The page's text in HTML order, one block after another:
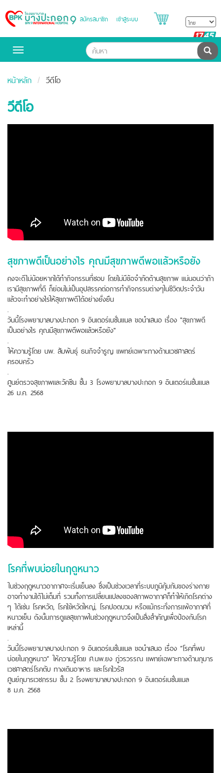
Bangpakok
Hospital
สมัครสมาชิก เข้าสู่ระบบ
Toggle
ค้น
หน้าหลัก วีดีโอ
วีดีโอ
สุขภาพดีเป็นอย่างไร คุณมีสุขภาพดีพอแล้วหรือยัง
คงจะดีไม่น้อยหากได้ทำกิจกรรมที่ชอบ โดยไม่มีข้อจำกัดด้านสุขภาพ แน่นอนว่าถ้า
เรามีสุขภาพที่ดี ก็ย่อมไม่เป็นอุปสรรคต่อการทำกิจกรรมต่างๆในชีวิตประจำวัน
แล้วจะทำอย่างไรให้สุขภาพดีได้อย่างยั่งยืน
.
วันนี้โรงพยาบาลบางปะกอก 9 อินเตอร์เนชั่นแนล ขอนำเสนอ เรื่อง "สุขภาพดี
เป็นอย่างไร คุณมีสุขภาพดีพอแล้วหรือยัง"
.
ให้ความรู้โดย นพ. สัมพันธุ์ ธนกิจจำรูญ แพทย์เฉพาะทางด้านเวชศาสตร์
ครอบครัว
.
ศูนย์ตรวจสุขภาพและวัคซีน ชั้น 3 โรงพยาบาลบางปะกอก 9 อินเตอร์เนชั่นแนล
26 ม.ค. 2568
โรคที่พบบ่อยในฤดูหนาว
ในช่วงฤดูหนาวอากาศจะเริ่มเย็นลง ซึ่งเป็นช่วงเวลาที่ระบบภูมิคุ้มกันของร่างกาย
อาจทำงานได้ไม่เต็มที่ รวมทั้งการเปลี่ยนแปลงของสภาพอากาศก็ทำให้เกิดโรคต่าง
ๆ ได้เช่น โรคหวัด, โรคไข้หวัดใหญ่, โรคปอดบวม หรือแม้กระทั่งการแพ้อากาศที่
หนาวเย็น ดังนั้นการดูแลสุขภาพในช่วงฤดูหนาวจึงเป็นสิ่งสำคัญเพื่อป้องกันโรค
เหล่านี้
.
วันนี้โรงพยาบาลบางปะกอก 9 อินเตอร์เนชั่นแนล ขอนำเสนอ เรื่อง “โรคที่พบ
บ่อยในฤดูหนาว” ให้ความรู้โดย ศ.นพ.ยง ภู่วรวรรณ แพทย์เฉพาะทางด้านกุมาร
เวชศาสตร์โรคตับ ทางเดินอาหาร และโรคไวรัส
ศูนย์กุมารเวชกรรม ชั้น 2 โรงพยาบาลบางปะกอก 9 อินเตอร์เนชั่นแนล
8 ม.ค. 2568